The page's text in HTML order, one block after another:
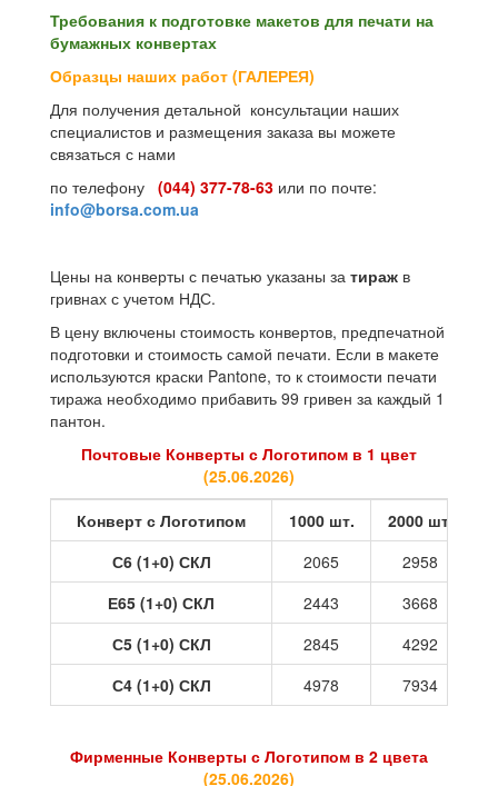
Требования к подготовке макетов для печати на
бумажных конвертах
Образцы наших работ (ГАЛЕРЕЯ)
Для получения детальной консультации наших
специалистов и размещения заказа вы можете
связаться с нами
по телефону (044) 377-78-63 или по почте:
info@borsa.com.ua
Цены на конверты с печатью указаны за тираж в
гривнах с учетом НДС.
В цену включены стоимость конвертов, предпечатной
подготовки и стоимость самой печати. Если в макете
используются краски Pantone, то к стоимости печати
тиража необходимо прибавить 99 гривен за каждый 1
пантон.
Почтовые Конверты с Логотипом в 1 цвет
(25.06.2026)
Конверт с Логотипом
1000 шт. 2000 шт.
С6 (1+0) СКЛ
2065
2958
Е65 (1+0) СКЛ
2443
3668
С5 (1+0) СКЛ
2845
4292
С4 (1+0) СКЛ
4978 7934
Фирменные Конверты с Логотипом в 2 цвета
(25.06.2026)